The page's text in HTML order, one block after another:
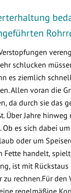
schlucken
es ziemlich
Allen voran die
da durch sie das
Über Jahre hinweg
Ob es sich dabei
oder um
Fette handelt,
ist mit Rückstaus
zu rechnen.Für den